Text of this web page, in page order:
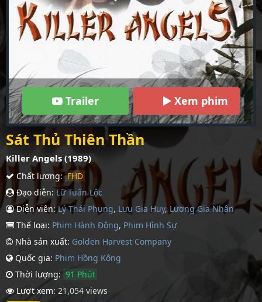
Trailer Xem phim
Sát Thủ Thiên Thần
Killer Angels (1989)
Chất lượng: FHD
Đạo diễn: Lữ Tuấn Lộc
Diễn viên: Lý Thái Phụng, Lưu Gia Huy, Lương Gia Nhân
Thể loại: Phim Hành Động, Phim Hình Sự
Nhà sản xuất: Golden Harvest Company
Quốc gia: Phim Hồng Kông
Thời lượng: 91 Phút
Lượt xem: 21,054 views